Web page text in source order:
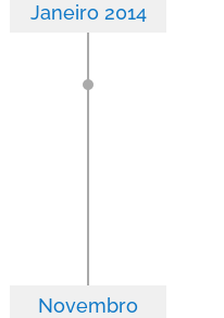
Janeiro 2014
Novembro